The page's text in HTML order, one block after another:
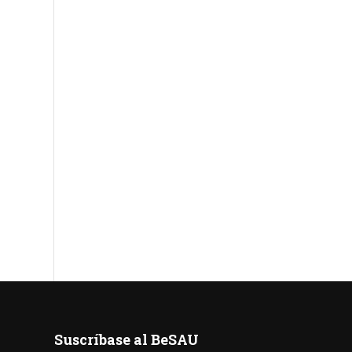
Suscríbase al BeSAU